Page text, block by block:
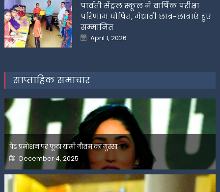
पार्वती सेंट्रल स्कूल में वार्षिक परीक्षा
परिणाम घोषित, मेधावी छात्र-छात्राएं हुए
सम्मानित
Posted
on
April 1, 2026
साप्ताहिक समाचार
पेड प्रमोशन पर फूटा यामी गौतम का गुस्सा
Posted
on
December 4, 2025